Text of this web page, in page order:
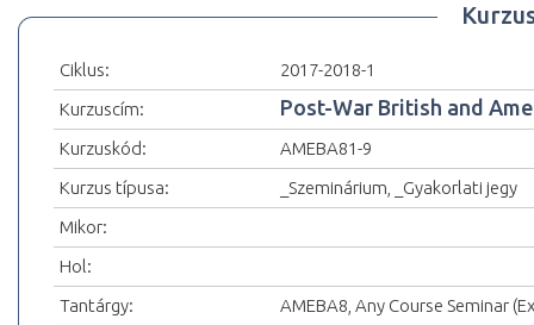
Ciklus:
2017-2018-1
Kurzuscím:
Post-War British and
Kurzuskód:
AMEBA81-9
Kurzus típusa:
_Szeminárium, _Gyakorlati jegy
Mikor:
Hol:
Tantárgy:
AMEBA8, Any Course Seminar